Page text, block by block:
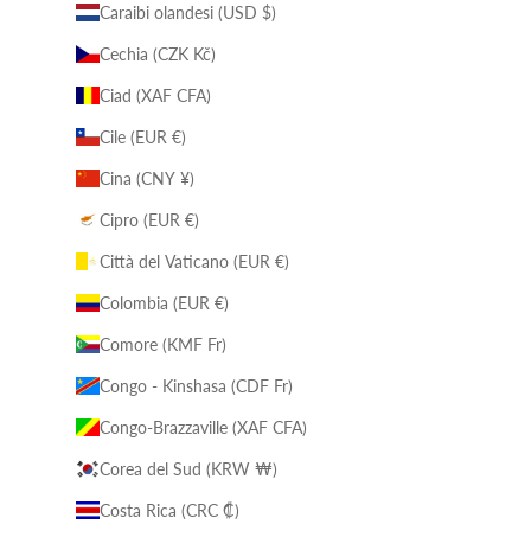
Caraibi olandesi (USD $)
Cechia (CZK Kč)
Ciad (XAF CFA)
Cile (EUR €)
Cina (CNY ¥)
Cipro (EUR €)
Città del Vaticano (EUR €)
Colombia (EUR €)
Comore (KMF Fr)
Congo - Kinshasa (CDF Fr)
Congo-Brazzaville (XAF CFA)
Corea del Sud (KRW ₩)
Costa Rica (CRC ₡)